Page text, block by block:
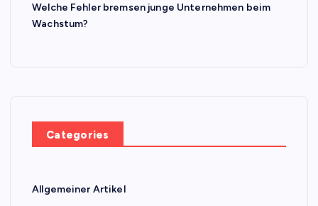
Welche Fehler bremsen junge Unternehmen beim
Wachstum?
Categories
Allgemeiner Artikel